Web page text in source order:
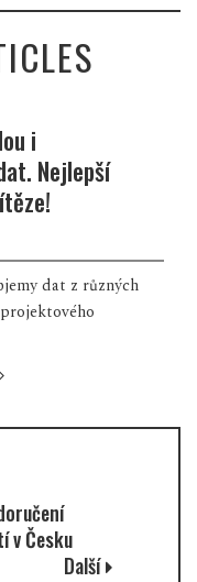
o maminku a
sebe a žila podle
mámou devítileté
v Česku
Další